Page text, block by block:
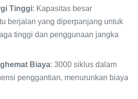
Tinggi: Kapasitas besar
berjalan yang diperpanjang untuk
tinggi dan penggunaan jangka
Biaya: 3000 siklus dalam
penggantian, menurunkan biaya